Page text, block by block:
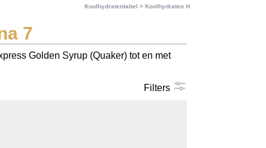
Koolhydratentabel > Koolhydraten H
7
Golden Syrup (Quaker) tot en met
Filters